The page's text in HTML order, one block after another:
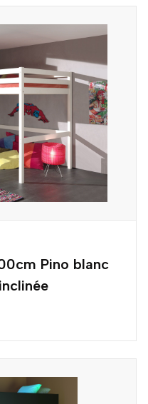
Pino blanc